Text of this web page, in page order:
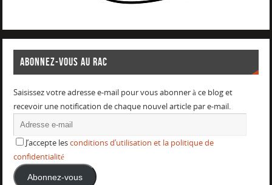
ABONNEZ-VOUS AU RAC
Saisissez votre adresse e-mail pour vous abonner à ce blog et
recevoir une notification de chaque nouvel article par e-mail.
J’accepte lesconditions d’utilisation et la politique de
confidentialité
Abonnez-vous